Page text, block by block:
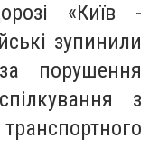
«Київ -
зупинили
порушення
з